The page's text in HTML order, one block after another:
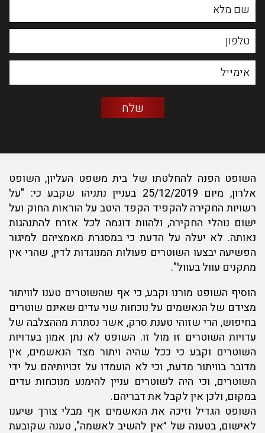
השופט הפנה להחלטתו של בית משפט העליון, השופט
אלרון, מיום 25/12/2019 בעניין נתניהו שקבע כי: "על
רשויות החקירה להקפיד הקפד היטב על הוראות החוק ועל
ישום נוהלי החקירה, ולהוות דוגמה לכל אזרח להתנהגות
נאותה. לא יעלה על הדעת כי במסגרת מאמציהם למיגור
הפשיעה יבצעו השוטרים פעולות המנוגדות לדין, שהרי אין
מתקנים עוול בעוול".
הוסיף השופט מורנו וקבע, כי אף שהשוטרים טענו לוויתור
מצידם של הנאשמים על נוכחות שני עדים שאינם שוטרים
בחיפוש, הרי שזוהי טענת סרק, אשר נסתרת מההצלבה של
עדויות השוטרים זו מול זו. השופט לא נתן אמון בעדויות
השוטרים וקבע כי ככל שהיה ויתור מצד הנאשמים, אין
מדובר בוויתור מדעת, וכי לא הועמדו על זכויותיהם על ידי
השוטרים, וכי היה לשוטרים עניין להימנע מנוכחות עדים
במקום, ולכן אין לקבל את דבריהם.
השופט הגדיל וזיכה את הנאשמים אף מבלי צורך שיענו
לאישום, בטענה של ״אין להשיב לאשמה", טענה שקובעת